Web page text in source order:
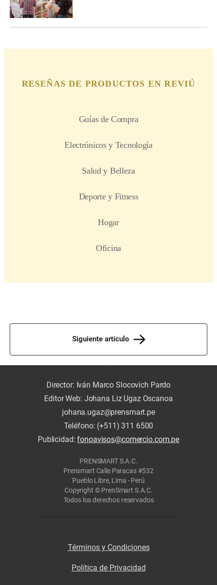
Siguiente artículo
Director: Iván Marco Slocovich Pardo
Editor Web: Johana Liz Ugaz Oscanoa
johana.ugaz@prensmart.pe
Teléfono: (+511) 311 6500
Publicidad:fonoavisos@comercio.com.pe
PRENSMART S.A.C.
Prensmart Calle Paracas #532
Pueblo Libre, Lima - Perú
Copyright © PrenSmart S.A.C.
Todos los derechos reservados
Términos y Condiciones
Política de Privacidad